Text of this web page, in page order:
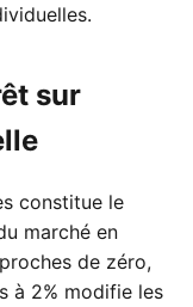
sur
constitue le
marché en
de zéro,
à 2% modifie les